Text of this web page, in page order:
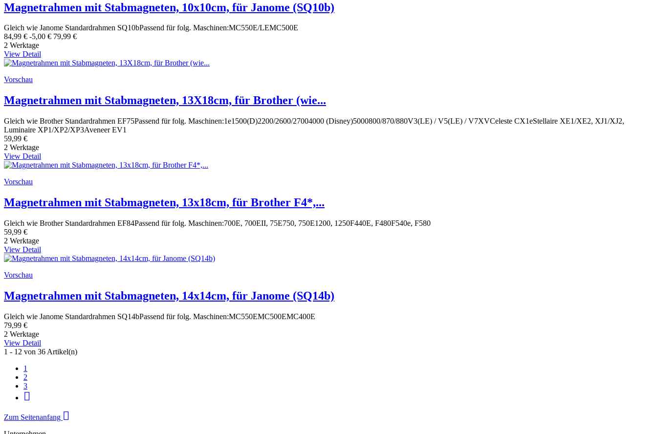
Magnetrahmen mit Stabmagneten, 10x10cm, für Janome (SQ10b)
Gleich wie Janome Standardrahmen SQ10bPassend für folg. Maschinen:MC550E/LEMC500E
84,99 € -5,00 € 79,99 €
2 Werktage
View Detail
Vorschau
Magnetrahmen mit Stabmagneten, 13X18cm, für Brother (wie...
Gleich wie Brother Standardrahmen EF75Passend für folg. Maschinen:1e1500(D)2200/2600/27004000 (Disney)5000800/870/880V3(LE) / V5(LE) / V7XVCeleste CX1eStellaire XE1/XE2, XJ1/XJ2,
Luminaire XP1/XP2/XP3Aveneer EV1
59,99 €
2 Werktage
View Detail
Vorschau
Magnetrahmen mit Stabmagneten, 13x18cm, für Brother F4*,...
Gleich wie Brother Standardrahmen EF84Passend für folg. Maschinen:700E, 700EII, 75E750, 750E1200, 1250F440E, F480F540e, F580
59,99 €
2 Werktage
View Detail
Vorschau
Magnetrahmen mit Stabmagneten, 14x14cm, für Janome (SQ14b)
Gleich wie Janome Standardrahmen SQ14bPassend für folg. Maschinen:MC550EMC500EMC400E
79,99 €
2 Werktage
View Detail
1 - 12 von 36 Artikel(n)
1
2
3

Zum Seitenanfang 